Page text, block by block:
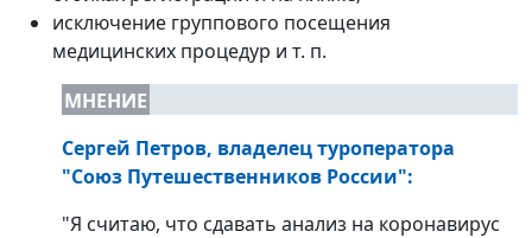
исключение группового посещения
медицинских процедур и т. п.
МНЕНИЕ
Сергей Петров, владелец туроператора
"Союз Путешественников России":
"Я считаю, что сдавать анализ на коронавирус